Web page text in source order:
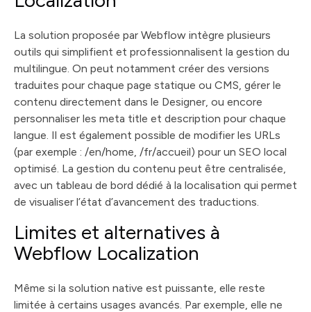
La solution proposée par Webflow intègre plusieurs
outils qui simplifient et professionnalisent la gestion du
multilingue. On peut notamment créer des versions
traduites pour chaque page statique ou CMS, gérer le
contenu directement dans le Designer, ou encore
personnaliser les meta title et description pour chaque
langue. Il est également possible de modifier les URLs
(par exemple : /en/home, /fr/accueil) pour un SEO local
optimisé. La gestion du contenu peut être centralisée,
avec un tableau de bord dédié à la localisation qui permet
de visualiser l’état d’avancement des traductions.
Limites et alternatives à
Webflow Localization
Même si la solution native est puissante, elle reste
limitée à certains usages avancés. Par exemple, elle ne